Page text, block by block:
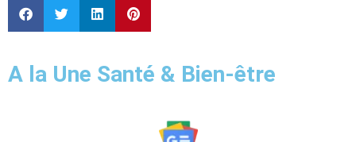
A la Une Santé & Bien-être